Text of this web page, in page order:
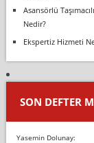
Asansörlü
Nedir?
Ekspertiz Hizmeti
SON DEFTER
Yasemin Dolunay: